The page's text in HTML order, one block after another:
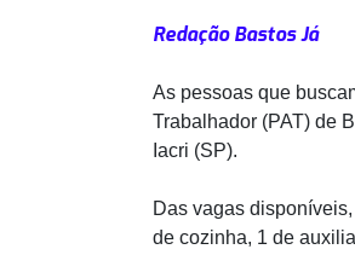
Redação Bastos Já
As pessoas que
Trabalhador (PAT) de
Iacri (SP).
Das vagas
de cozinha, 1 de